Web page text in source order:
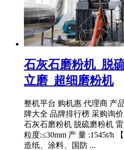
石灰石磨粉机_脱
立磨_超细磨粉机
整机平台 购机惠 代理商 产
牌大全 品牌排行榜 采购询
石灰石磨粉机 脱硫磨粉机
粒度:≤30mm 产 量 :1545t/h
造纸、涂料、国防 ...